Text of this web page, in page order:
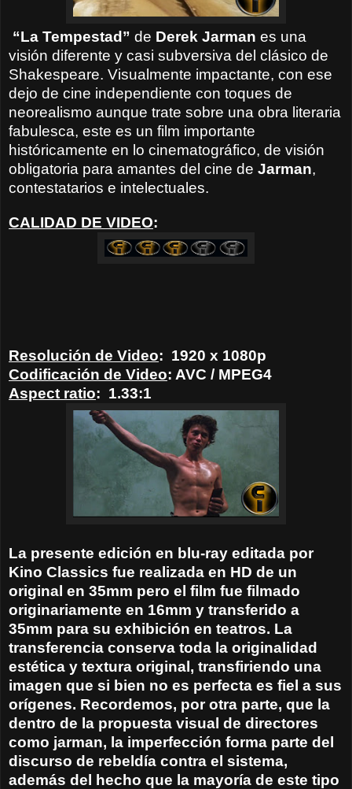
“La Tempestad” de Derek Jarman es una
visión diferente y casi subversiva del clásico de
Shakespeare. Visualmente impactante, con ese
dejo de cine independiente con toques de
neorealismo aunque trate sobre una obra literaria
fabulesca, este es un film importante
históricamente en lo cinematográfico, de visión
obligatoria para amantes del cine de Jarman,
contestatarios e intelectuales.
CALIDAD DE VIDEO:
Resolución de Video: 1920 x 1080p
Codificación de Video: AVC / MPEG4
Aspect ratio: 1.33:1
La presente edición en blu-ray editada por
Kino Classics fue realizada en HD de un
original en 35mm pero el film fue filmado
originariamente en 16mm y transferido a
35mm para su exhibición en teatros. La
transferencia conserva toda la originalidad
estética y textura original, transfiriendo una
imagen que si bien no es perfecta es fiel a sus
orígenes. Recordemos, por otra parte, que la
dentro de la propuesta visual de directores
como jarman, la imperfección forma parte del
discurso de rebeldía contra el sistema,
además del hecho que la mayoría de este tipo